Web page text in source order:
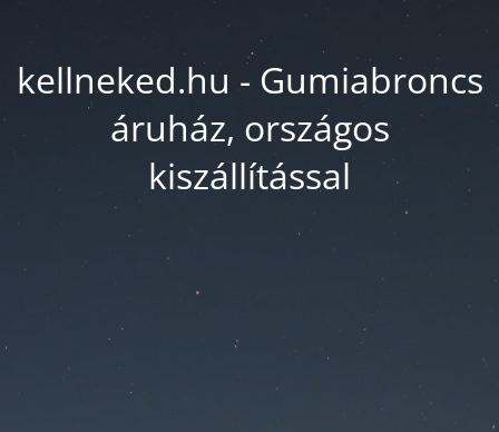
kellneked.hu - Gumiabroncs
áruház, országos
kiszállítással